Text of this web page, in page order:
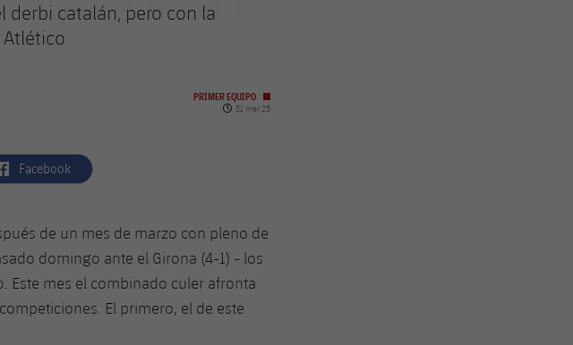
derbi catalán, pero con la
PRIMER EQUIPO
Fecha de publicación
31 mar 25
label.aria.facebook
Facebook
de un mes de marzo con pleno de
domingo ante el Girona (4-1) - los
Este mes el combinado culer afronta
El primero, el de este